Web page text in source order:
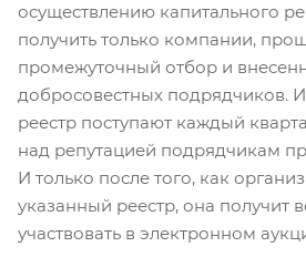
осуществлению капитального
получить только компании,
промежуточный отбор и
добросовестных подрядчиков.
реестр поступают каждый
над репутацией подрядчикам
И только после того, как
указанный реестр, она получит
участвовать в электронном